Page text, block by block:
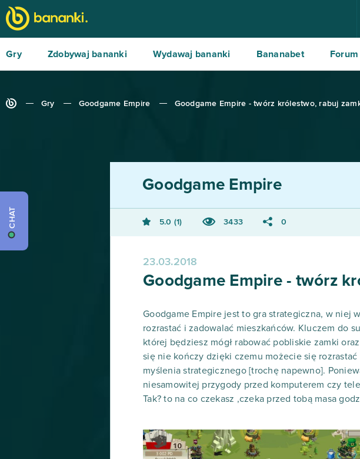
Gry Zdobywaj bananki Wydawaj bananki Bananabet Forum
Gry Goodgame Empire Goodgame Empire - twórz królestwo, rabuj
Goodgame Empire
5.0 1 3433 0
23.03.2018
Goodgame Empire - twórz
Goodgame Empire jest to gra strategiczna, w niej
rozrastać i zadowalać mieszkańców. Kluczem do
której będziesz mógł rabować pobliskie zamki
się nie kończy dzięki czemu możecie się
myślenia strategicznego [trochę napewno].
niesamowitej przygody przed komputerem czy
Tak? to na co czekasz ,czeka przed tobą masa
CHAT